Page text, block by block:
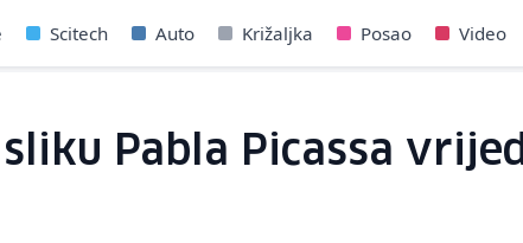
Scitech Auto Križaljka Posao Video
Pabla Picassa